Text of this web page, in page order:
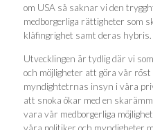
om USA så saknar vi den
medborgerliga rättigheter som
klåfingrighet samt deras hybris.
Utvecklingen är tydlig där vi
och möjligheter att göra vår
myndightetrnas insyn i våra
att snoka ökar med en
vara vår medborgerliga
våra politiker och myndigheter